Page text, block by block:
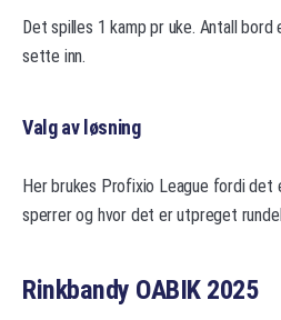
Det spilles 1 kamp pr uke. Antall bord
sette inn.
Valg av løsning
Her brukes Profixio League fordi det
sperrer og hvor det er utpreget
Rinkbandy OABIK 2025